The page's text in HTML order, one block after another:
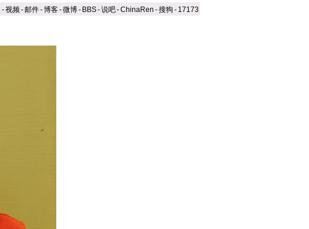
-视频-邮件-博客-微博- BBS-说吧-ChinaRen -搜狗 - 17173